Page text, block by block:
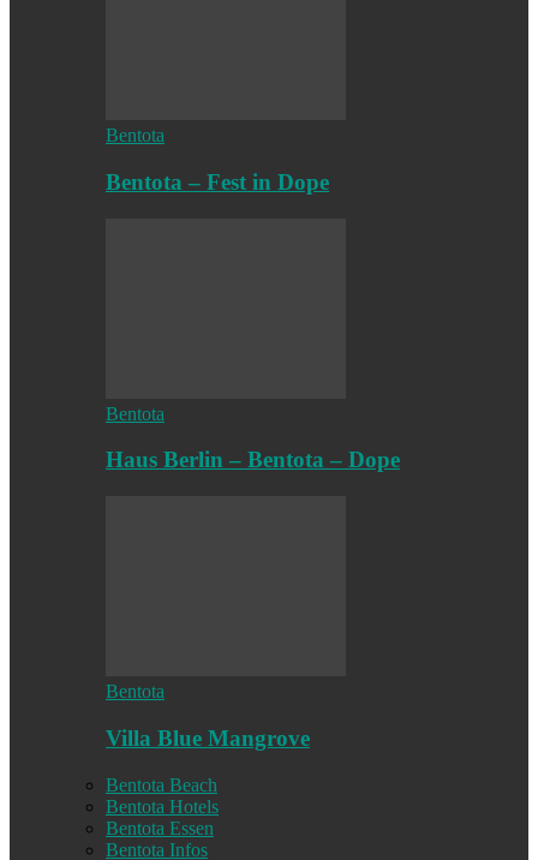
Bentota
Bentota – Fest in Dope
Bentota
Haus Berlin – Bentota – Dope
Bentota
Villa Blue Mangrove
Bentota Beach
Bentota Hotels
Bentota Essen
Bentota Infos